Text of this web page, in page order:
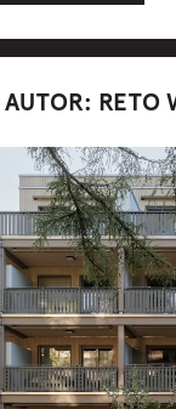
AUTOR: RETO